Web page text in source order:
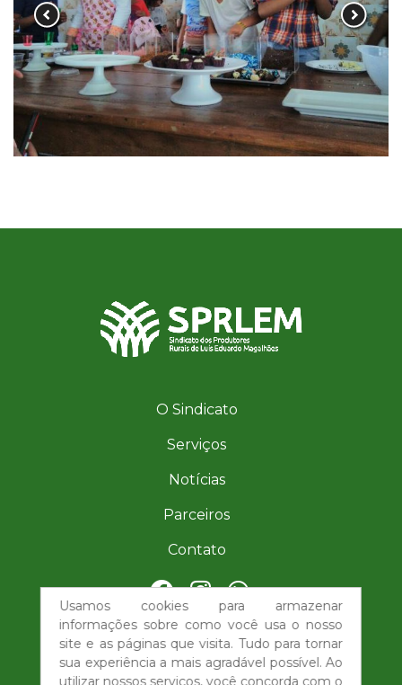
Usamos cookies para armazenar
informações sobre como você usa o nosso
site e as páginas que visita. Tudo para tornar
sua experiência a mais agradável possível. Ao
utilizar nossos serviços, você concorda com o
O Sindicato
Serviços
Notícias
Parceiros
Contato
| (77) 98851-6276
imprensa@sindicatorurallemba.com